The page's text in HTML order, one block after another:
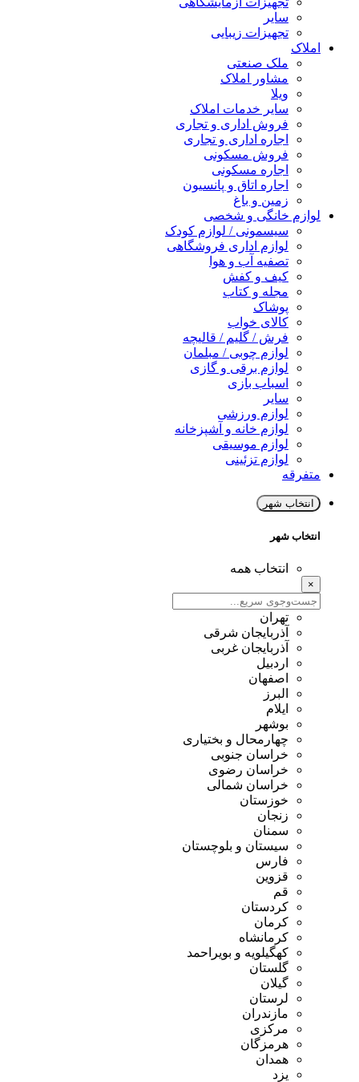
سایر
تجهیزات زیبایی
املاک
ملک صنعتی
مشاور املاک
ویلا
سایر خدمات املاک
فروش اداری و تجاری
اجاره اداری و تجاری
فروش مسکونی
اجاره مسکونی
اجاره اتاق و پانسیون
زمین و باغ
لوازم خانگی و شخصی
سیسمونی / لوازم کودک
لوازم اداری فروشگاهی
تصفیه آب و هوا
کیف و کفش
مجله و کتاب
پوشاک
کالای خواب
فرش / گلیم / قالیچه
لوازم چوبی / مبلمان
لوازم برقی و گازی
اسباب بازی
سایر
لوازم ورزشی
لوازم خانه و آشپزخانه
لوازم موسیقی
لوازم تزئینی
متفرقه
انتخاب شهر
انتخاب شهر
انتخاب همه
×
تهران
آذربایجان شرقی
آذربایجان غربی
اردبیل
اصفهان
البرز
ایلام
بوشهر
چهارمحال و بختیاری
خراسان جنوبی
خراسان رضوی
خراسان شمالی
خوزستان
زنجان
سمنان
سیستان و بلوچستان
فارس
قزوین
قم
کردستان
کرمان
کرمانشاه
کهگیلویه و بویراحمد
گلستان
گیلان
لرستان
مازندران
مرکزی
هرمزگان
همدان
یزد